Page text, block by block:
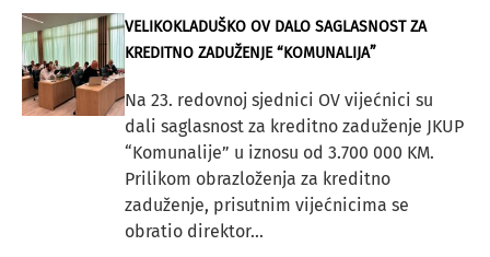
VELIKOKLADUŠKO OV DALO SAGLASNOST ZA
KREDITNO ZADUŽENJE “KOMUNALIJA”
Na 23. redovnoj sjednici OV vijećnici su
dali saglasnost za kreditno zaduženje JKUP
“Komunalije” u iznosu od 3.700 000 KM.
Prilikom obrazloženja za kreditno
zaduženje, prisutnim vijećnicima se
obratio direktor...